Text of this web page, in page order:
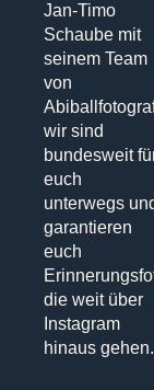
Jan-Timo
Schaube mit
seinem Team
von
wir sind
bundesweit
euch
unterwegs
garantieren
euch
die weit über
Instagram
hinaus gehen.